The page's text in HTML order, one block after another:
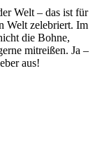
Welt – das ist für
Welt zelebriert. Im
die Bohne,
mitreißen. Ja –
aus!